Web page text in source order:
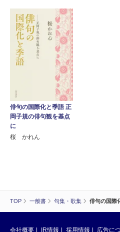
TOP 一般書 句集・歌集 俳句の国際
俳句の国際化と季語 正
岡子規の俳句観を基点
に
桜 かれん
会社概要 IR情報 採用情報 広告に